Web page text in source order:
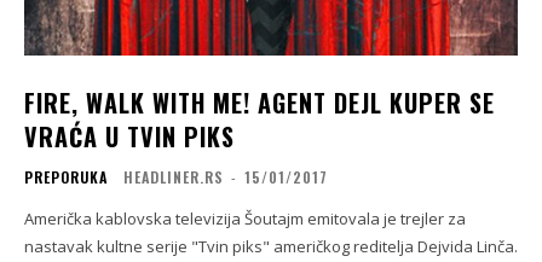
FIRE, WALK WITH ME! AGENT DEJL KUPER SE
VRAĆA U TVIN PIKS
PREPORUKA HEADLINER.RS - 15/01/2017
Američka kablovska televizija Šoutajm emitovala je trejler za
nastavak kultne serije "Tvin piks" američkog reditelja Dejvida Linča.